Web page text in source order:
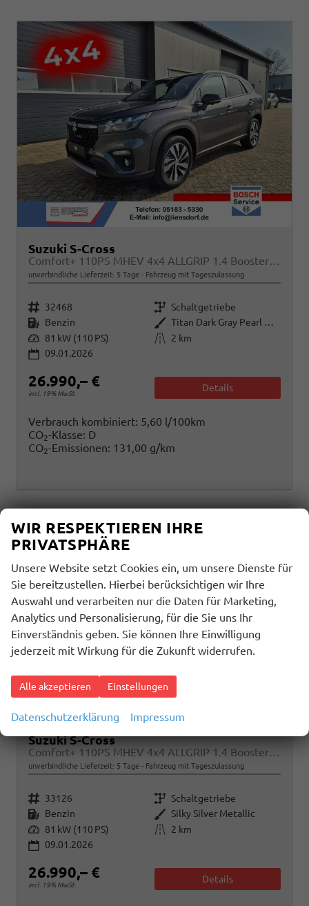
Suzuki S-Cross
Comfort+ 110PS MHEV 4x4 ALLGRIP 1.4 Boosterjet Teilleder Navi Klimaautomatik Sitzheizung ACC PDC v+h 4x Kamera Suzuki-Radio Apple CarPlay Android Auto Touchscreen 2xKeyless 17-LM
unverbindliche Lieferzeit: 5 Tage Fahrzeug mit Tageszulassung
Fahrzeugnr. 32468 Getriebe Schaltgetriebe
Kraftstoff Benzin Außenfarbe
Titan Dark Gray Pearl Metallic
Leistung 81 kW (110 PS) Kilometerstand
2 km
09.01.2026
26.990,– €
incl. 19% MwSt.
Details
Verbrauch kombiniert: 5,60 l/100km
CO2-Klasse: D
CO2-Emissionen: 131,00 g/km
Suzuki S-Cross
Comfort+ 110PS MHEV 4x4 ALLGRIP 1.4 Boosterjet Teilleder Navi Klimaautomatik Sitzheizung ACC PDC v+h 4x Kamera Suzuki-Radio Apple CarPlay Android Auto Touchscreen 2xKeyless 17-LM
unverbindliche Lieferzeit: 5 Tage Fahrzeug mit Tageszulassung
Fahrzeugnr. 33126 Getriebe Schaltgetriebe
Kraftstoff Benzin Außenfarbe Silky Silver Metallic
Leistung 81 kW (110 PS) Kilometerstand
2 km
09.01.2026
26.990,– €
incl. 19% MwSt.
Details
WIR RESPEKTIEREN IHRE
PRIVATSPHÄRE
Unsere Website setzt Cookies ein, um unsere Dienste für
Sie bereitzustellen. Hierbei berücksichtigen wir Ihre
Auswahl und verarbeiten nur die Daten für Marketing,
Analytics und Personalisierung, für die Sie uns Ihr
Einverständnis geben. Sie können Ihre Einwilligung
jederzeit mit Wirkung für die Zukunft widerrufen.
Alle akzeptieren Einstellungen
Datenschutzerklärung Impressum